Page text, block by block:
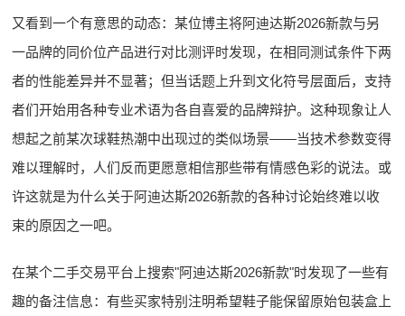
又看到一个有意思的动态：某位博主将阿迪达斯2026新款与另
一品牌的同价位产品进行对比测评时发现，在相同测试条件下两
者的性能差异并不显著；但当话题上升到文化符号层面后，支持
者们开始用各种专业术语为各自喜爱的品牌辩护。这种现象让人
想起之前某次球鞋热潮中出现过的类似场景——当技术参数变得
难以理解时，人们反而更愿意相信那些带有情感色彩的说法。或
许这就是为什么关于阿迪达斯2026新款的各种讨论始终难以收
束的原因之一吧。
在某个二手交易平台上搜索"阿迪达斯2026新款"时发现了一些有
趣的备注信息：有些买家特别注明希望鞋子能保留原始包装盒上